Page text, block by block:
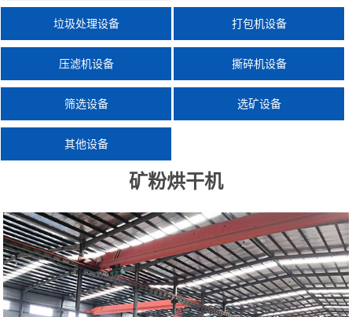
垃圾处理设备 打包机设备
压滤机设备 撕碎机设备
筛选设备 选矿设备
其他设备
矿粉烘干机